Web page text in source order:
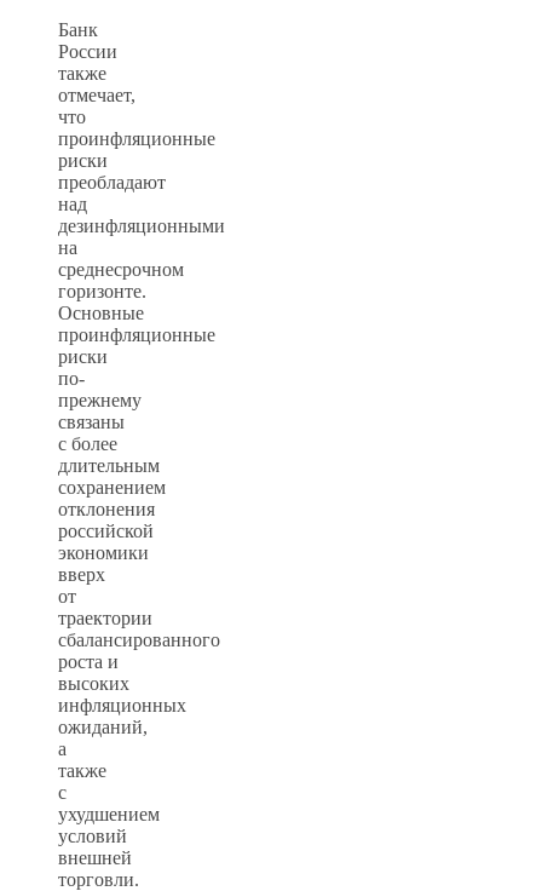
Банк
России
также
отмечает,
что
проинфляционные
риски
преобладают
над
дезинфляционными
на
среднесрочном
горизонте.
Основные
проинфляционные
риски
по-
прежнему
связаны
с более
длительным
сохранением
отклонения
российской
экономики
вверх
от
траектории
сбалансированного
роста и
высоких
инфляционных
ожиданий,
а
также
с
ухудшением
условий
внешней
торговли.